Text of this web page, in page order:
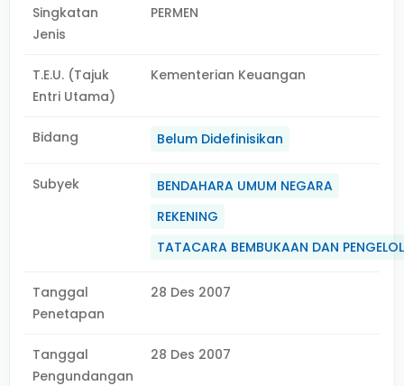
Singkatan
Jenis
PERMEN
T.E.U. (Tajuk
Entri Utama)
Kementerian Keuangan
Bidang Belum Didefinisikan
Subyek
BENDAHARA UMUM NEGARA
REKENING
TATACARA BEMBUKAAN DAN
Tanggal
Penetapan
28 Des 2007
Tanggal
Pengundangan
28 Des 2007